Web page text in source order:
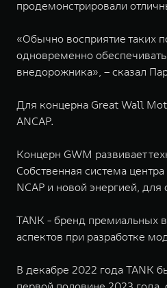
продемонстрировали
«Обычно восприятие таких
одновременно
внедорожника», – сказал
Для концерна Great Wall
ANCAP.
Концерн GWM развивает
Собственная система
NCAP и новой энергией,
TANK - бренд премиальных
аспектов при разработке
В декабре 2022 года TANK